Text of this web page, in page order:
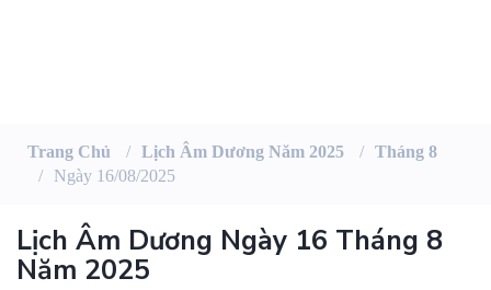
Trang Chủ Lịch Âm Dương Năm 2025
Tháng 8
Ngày 16/08/2025
Lịch Âm Dương Ngày 16 Tháng 8
Năm 2025